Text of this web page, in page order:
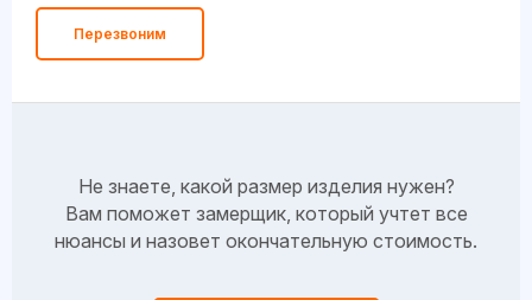
Перезвоним
Не знаете, какой размер изделия нужен?
Вам поможет замерщик, который учтет все
нюансы и назовет окончательную стоимость.